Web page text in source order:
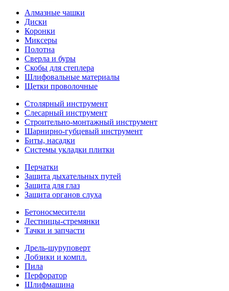
Алмазные чашки
Диски
Коронки
Миксеры
Полотна
Сверла и буры
Скобы для степлера
Шлифовальные материалы
Щетки проволочные
Столярный инструмент
Слесарный инструмент
Строительно-монтажный инструмент
Шарнирно-губцевый инструмент
Биты, насадки
Системы укладки плитки
Перчатки
Защита дыхательных путей
Защита для глаз
Защита органов слуха
Бетоносмесители
Лестницы-стремянки
Тачки и запчасти
Дрель-шуруповерт
Лобзики и компл.
Пила
Перфоратор
Шлифмашина